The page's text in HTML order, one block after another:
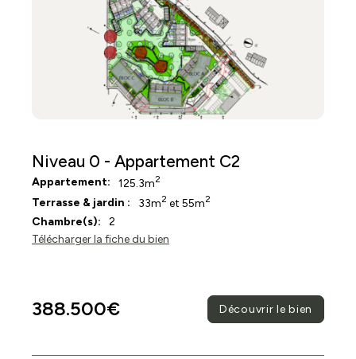
Niveau 0 - Appartement C2
Appartement: 125.3m2
Terrasse & jardin : 33m2 et 55m2
Chambre(s):
2
Télécharger la fiche du bien
388.500€ Découvrir le bien